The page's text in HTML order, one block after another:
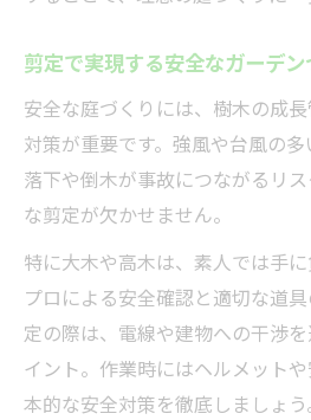
剪定で実現する安全なガーデン
安全な庭づくりには、樹木の成
対策が重要です。強風や台風の
落下や倒木が事故につながるリ
な剪定が欠かせません。
特に大木や高木は、素人では手に
プロによる安全確認と適切な道
定の際は、電線や建物への干渉
イント。作業時にはヘルメット
本的な安全対策を徹底しましょう